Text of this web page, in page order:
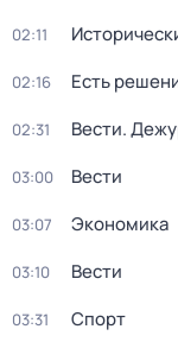
02:11
02:16 Есть
02:31 Вести.
03:00 Вести
03:07 Экономика
03:10 Вести
03:31 Спорт